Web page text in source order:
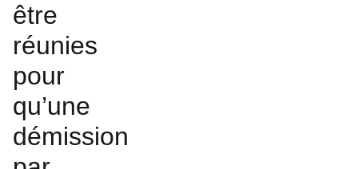
être
réunies
pour
qu’une
démission